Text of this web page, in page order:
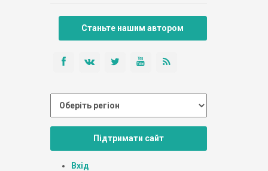
Станьте нашим автором
Підтримати сайт
Вхід